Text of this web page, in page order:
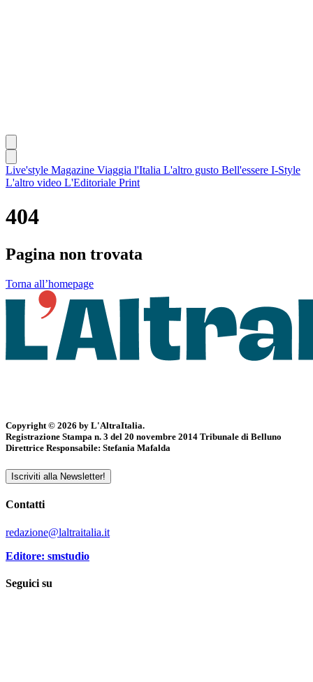
Live'style Magazine Viaggia l'Italia L'altro gusto Bell'essere I-Style
L'altro video L'Editoriale Print
404
Pagina non trovata
Torna all’homepage
Copyright © 2026 by L'AltraItalia.
Registrazione Stampa n. 3 del 20 novembre 2014 Tribunale di Belluno
Direttrice Responsabile: Stefania Mafalda
Iscriviti alla Newsletter!
Contatti
redazione@laltraitalia.it
Editore: smstudio
Seguici su